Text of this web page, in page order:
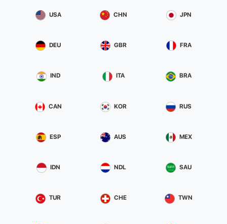
USA CHN JPN
DEU GBR FRA
IND ITA BRA
CAN KOR RUS
ESP AUS MEX
IDN NDL SAU
TUR CHE TWN